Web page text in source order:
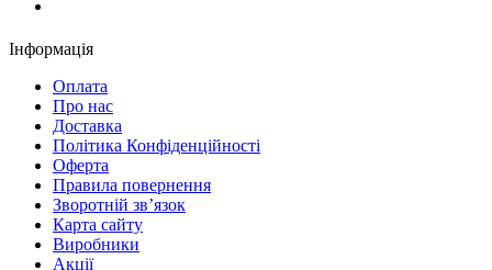
Інформація
Оплата
Про нас
Доставка
Політика Конфіденційності
Оферта
Правила повернення
Зворотній зв’язок
Карта сайту
Виробники
Акції